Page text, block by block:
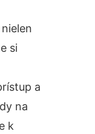
si
a
na
k